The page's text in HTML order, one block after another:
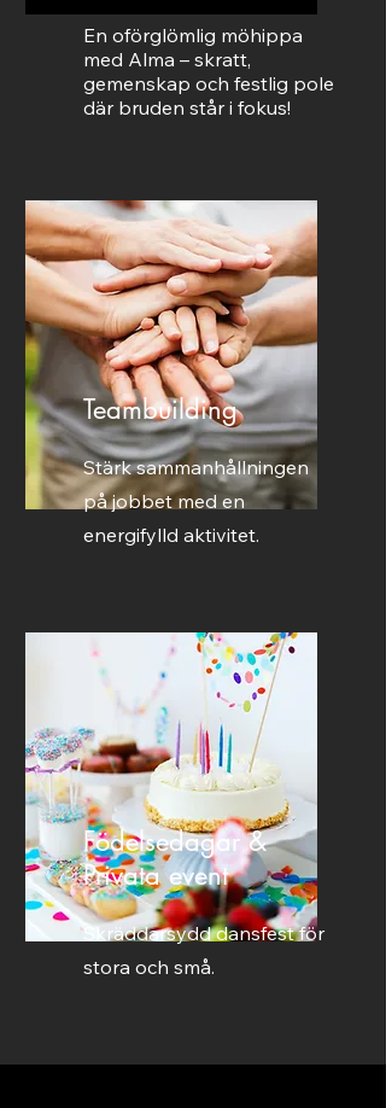
En oförglömlig möhippa
med Alma – skratt,
gemenskap och festlig pole
där bruden står i fokus!
Teambuilding
Stärk sammanhållningen
på jobbet med en
energifylld aktivitet.
Födelsedagar &
Privata event
Skräddarsydd dansfest för
stora och små.